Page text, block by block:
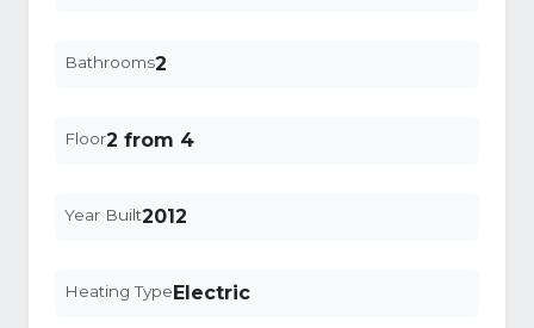
Bathrooms2
Floor2 from 4
Year Built2012
Heating TypeElectric